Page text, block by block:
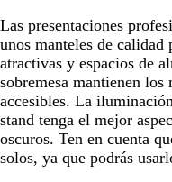
Las presentaciones
unos manteles de calidad
atractivas y espacios de
sobremesa mantienen
accesibles. La
stand tenga el mejor
oscuros. Ten en cuenta
solos, ya que podrás